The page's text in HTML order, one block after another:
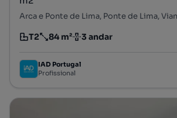
Arca e Ponte de Lima, Ponte de Lima,
Tipologia
T2
Preço por metro quadrado
84 m²
Andar 3 andar
IAD Portugal
Profissional